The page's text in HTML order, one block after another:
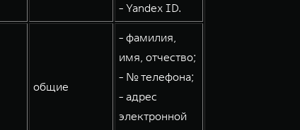
- Yandex ID.
общие
- фамилия,
имя, отчество;
- № телефона;
- адрес
электронной